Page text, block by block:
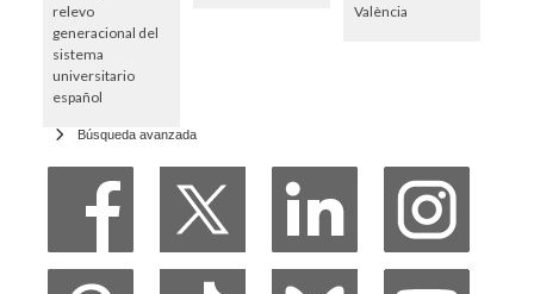
relevo
generacional del
sistema
universitario
español
València
Búsqueda avanzada